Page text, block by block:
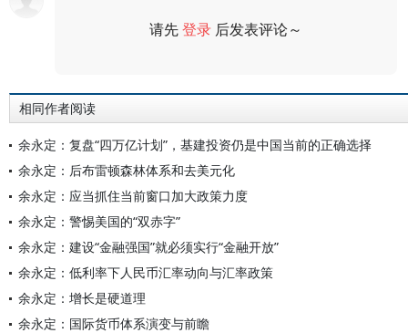
请先登录 后发表评论～
相同作者阅读
余永定：复盘“四万亿计划”，基建投资仍是中国当前的正确选择
余永定：后布雷顿森林体系和去美元化
余永定：应当抓住当前窗口加大政策力度
余永定：警惕美国的“双赤字”
余永定：建设“金融强国”就必须实行“金融开放”
余永定：低利率下人民币汇率动向与汇率政策
余永定：增长是硬道理
余永定：国际货币体系演变与前瞻